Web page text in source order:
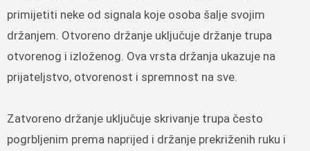
primijetiti neke od signala koje osoba šalje svojim
držanjem. Otvoreno držanje uključuje držanje trupa
otvorenog i izloženog. Ova vrsta držanja ukazuje na
prijateljstvo, otvorenost i spremnost na sve.
Zatvoreno držanje uključuje skrivanje trupa često
pogrbljenim prema naprijed i držanje prekriženih ruku i